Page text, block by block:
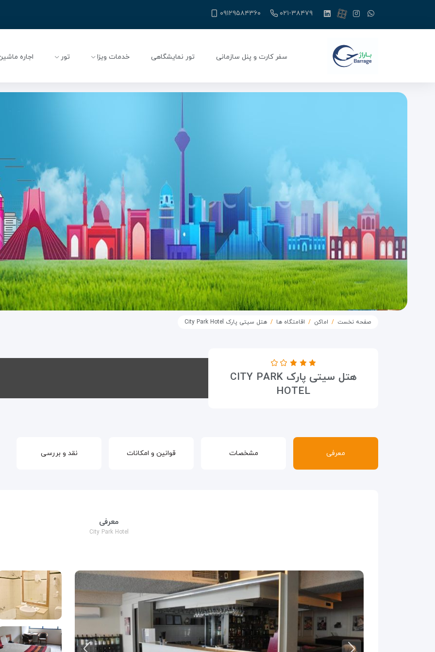
۰۲۱-۳۸۴۷۹ ۰۹۱۲۹۵۸۴۳۶۰
سفر کارت و پنل سازمانی تور نمایشگاهی خدمات ویزا تور اجاره
صفحه نخست اماکن اقامتگاه ها هتل سیتی پارک City Park Hotel
هتل سیتی پارک CITY PARK
HOTEL
معرفی مشخصات قوانین و امکانات نقد و بررسی
معرفی
City Park Hotel